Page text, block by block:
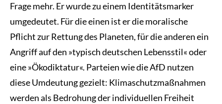
Frage mehr. Er wurde zu einem Identitätsmarker
umgedeutet. Für die einen ist er die moralische
Pflicht zur Rettung des Planeten, für die anderen ein
Angriff auf den »typisch deutschen Lebensstil« oder
eine »Ökodiktatur«. Parteien wie die AfD nutzen
diese Umdeutung gezielt: Klimaschutzmaßnahmen
werden als Bedrohung der individuellen Freiheit